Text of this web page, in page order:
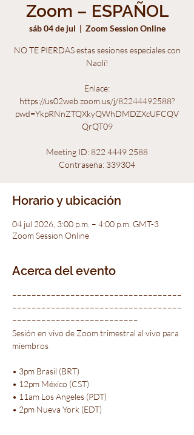
Zoom – ESPAÑOL
sáb 04 de jul
  |
Zoom Session Online
NO TE PIERDAS estas sesiones especiales con
Naolí!
Enlace:
https://us02web.zoom.us/j/82244492588?
pwd=YkpRNnZTQXkyQWhDMDZXcUFCQV
QrQT09
Meeting ID: 822 4449 2588
Contraseña: 339304
Horario y ubicación
04 jul 2026, 3:00 p.m. – 4:00 p.m. GMT-3
Zoom Session Online
Acerca del evento
–––––––––––––––––––––––––––––––––––
–––––––––––––––––––––––––––––––––––
––––––––––––––––––––––––––
Sesión en vivo de Zoom trimestral al vivo para
miembros
• 3pm Brasil (BRT)
• 12pm México (CST)
• 11am Los Angeles (PDT)
• 2pm Nueva York (EDT)